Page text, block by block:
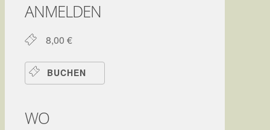
ANMELDEN
8,00 €
BUCHEN
WO